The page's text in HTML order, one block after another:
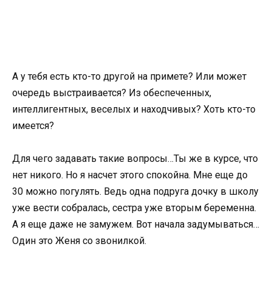
А у тебя есть кто-то другой на примете? Или может
очередь выстраивается? Из обеспеченных,
интеллигентных, веселых и находчивых? Хоть кто-то
имеется?
Для чего задавать такие вопросы…Ты же в курсе, что
нет никого. Но я насчет этого спокойна. Мне еще до
30 можно погулять. Ведь одна подруга дочку в школу
уже вести собралась, сестра уже вторым беременна.
А я еще даже не замужем. Вот начала задумываться…
Один это Женя со звонилкой.